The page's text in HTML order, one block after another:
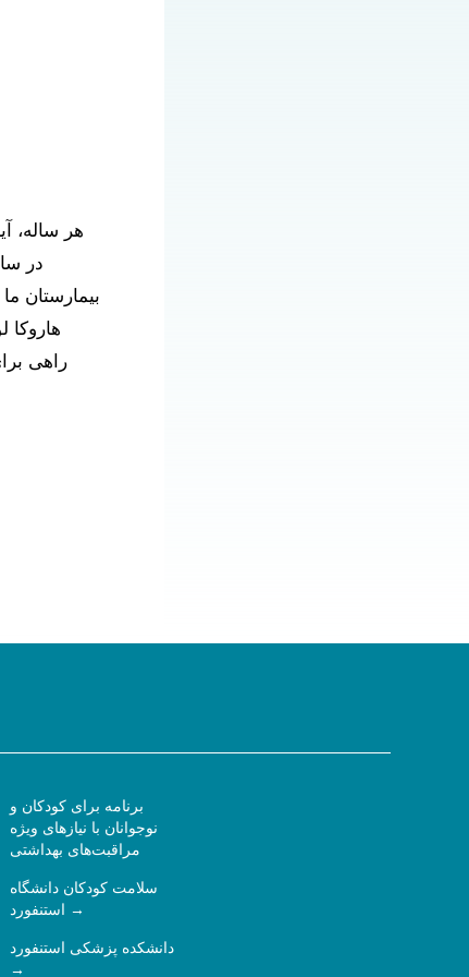
برنامه برای کودکان و
نوجوانان با نیازهای ویژه
مراقبت‌های بهداشتی
سلامت کودکان دانشگاه
استنفورد
دانشکده پزشکی استنفورد